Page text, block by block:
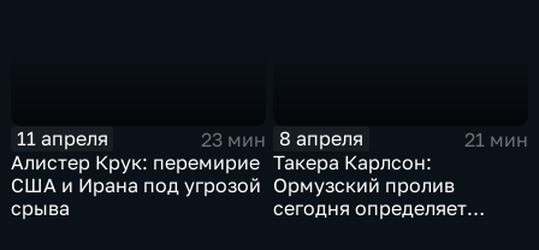
11 апреля
23 мин
Алистер Крук: перемирие
США и Ирана под угрозой
срыва
8 апреля
21 мин
Такера Карлсон:
Ормузский пролив
сегодня определяет